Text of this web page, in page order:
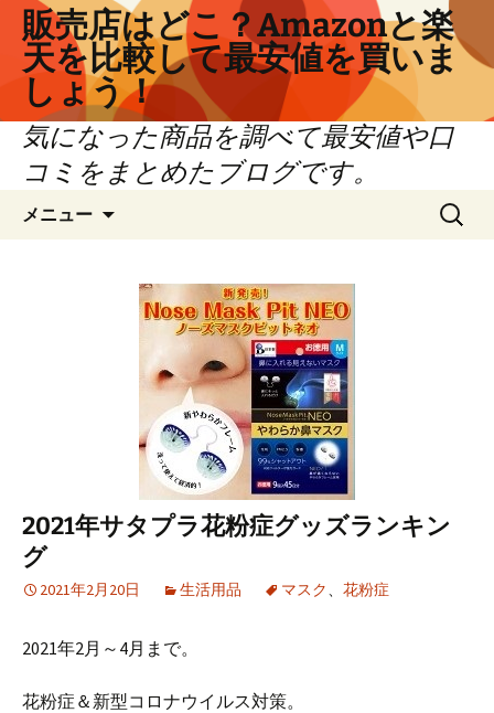
ツ
販売店はどこ？Amazonと楽
天を比較して最安値を買いま
しょう！
気になった商品を調べて最安値や口
コミをまとめたブログです。
メニュー
検
索:
2021年サタプラ花粉症グッズランキン
グ
2021年2月20日 生活用品 マスク、 花粉症
2021年2月～4月まで。
花粉症＆新型コロナウイルス対策。